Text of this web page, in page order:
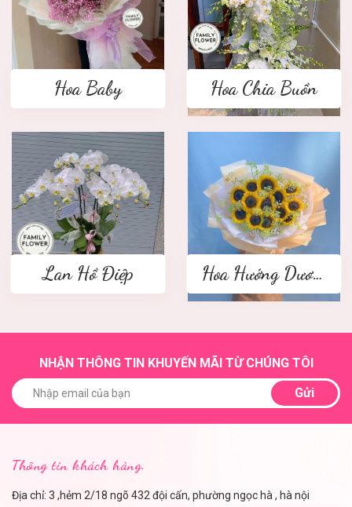
Hoa Baby Hoa Chia Buồn
Lan Hồ Điệp Hoa Hướng Dương
NHẬN THÔNG TIN KHUYẾN MÃI TỪ CHÚNG TÔI
Gửi
Thông tin khách hàng.
Địa chỉ: 3 ,hẻm 2/18 ngõ 432 đội cấn, phường ngọc hà , hà nội